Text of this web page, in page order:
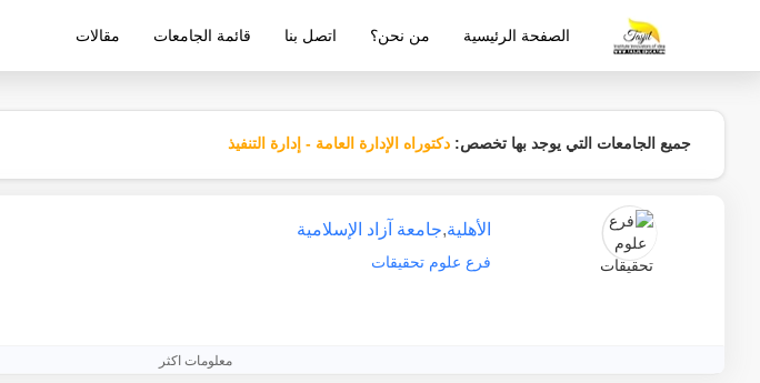
شركة معتمدة من قبل وزارة التربية والتعليم الإيرانية
الصفحة الرئيسية من نحن؟ اتصل بنا قائمة الجامعات مقالات
جميع الجامعات التي يوجد بها تخصص: دكتوراه الإدارة العامة - إدارة التنفيذ
الأهلية,جامعة آزاد الإسلامية
فرع علوم تحقيقات
معلومات اكثر